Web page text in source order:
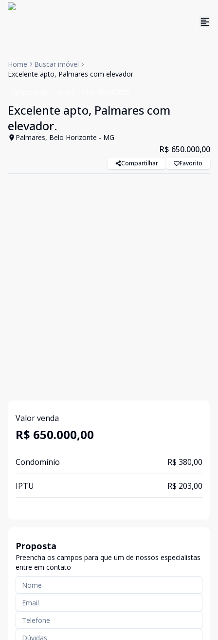
Home
Buscar imóvel
Excelente apto, Palmares com elevador.
Excelente apto, Palmares com
elevador.
Palmares, Belo Horizonte - MG
R$ 650.000,00
Compartilhar Favorito
Valor venda
R$ 650.000,00
Condomínio R$ 380,00
IPTU R$ 203,00
Proposta
Preencha os campos para que um de nossos especialistas
entre em contato